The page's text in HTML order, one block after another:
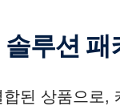
솔루션 패
된 상품으로,